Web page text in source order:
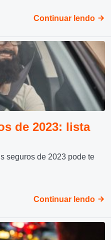
Continuar lendo
de 2023: lista
seguros de 2023 pode te
Continuar lendo